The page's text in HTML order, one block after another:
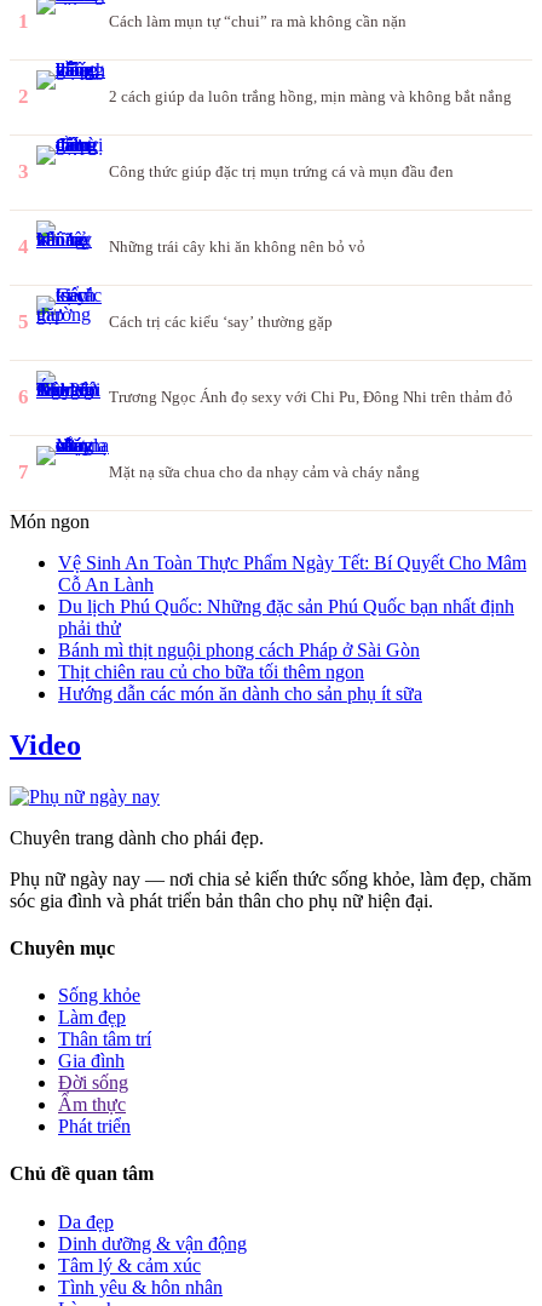
1 Cách làm mụn tự “chui” ra mà không cần nặn
2 2 cách giúp da luôn trắng hồng, mịn màng và không bắt nắng
3 Công thức giúp đặc trị mụn trứng cá và mụn đầu đen
4 Những trái cây khi ăn không nên bỏ vỏ
5 Cách trị các kiểu ‘say’ thường gặp
6 Trương Ngọc Ánh đọ sexy với Chi Pu, Đông Nhi trên thảm đỏ
7 Mặt nạ sữa chua cho da nhạy cảm và cháy nắng
Món ngon
Vệ Sinh An Toàn Thực Phẩm Ngày Tết: Bí Quyết Cho Mâm
Cỗ An Lành
Du lịch Phú Quốc: Những đặc sản Phú Quốc bạn nhất định
phải thử
Bánh mì thịt nguội phong cách Pháp ở Sài Gòn
Thịt chiên rau củ cho bữa tối thêm ngon
Hướng dẫn các món ăn dành cho sản phụ ít sữa
Video
Chuyên trang dành cho phái đẹp.
Phụ nữ ngày nay — nơi chia sẻ kiến thức sống khỏe, làm đẹp, chăm
sóc gia đình và phát triển bản thân cho phụ nữ hiện đại.
Chuyên mục
Sống khỏe
Làm đẹp
Thân tâm trí
Gia đình
Đời sống
Ẩm thực
Phát triển
Chủ đề quan tâm
Da đẹp
Dinh dưỡng & vận động
Tâm lý & cảm xúc
Tình yêu & hôn nhân